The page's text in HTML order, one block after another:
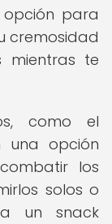
para
cremosidad
mientras te
como el
una opción
los
solos o
un snack